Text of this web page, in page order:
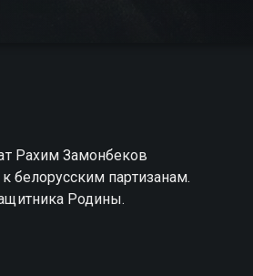
Рахим Замонбеков
белорусским партизанам.
Родины.